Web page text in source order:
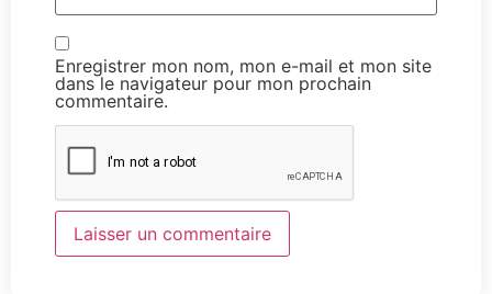
Enregistrer mon nom, mon e-mail et mon site
dans le navigateur pour mon prochain
commentaire.